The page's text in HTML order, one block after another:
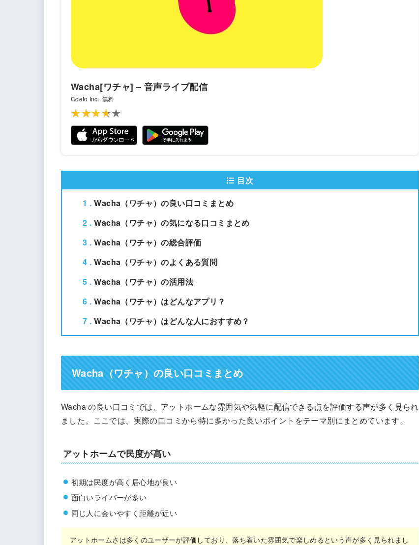
Wacha[ワチャ] – 音声ライブ配信
Coeto Inc. 無料
★★★★★
★★★★★
目次
1
Wacha（ワチャ）の良い口コミまとめ
2
Wacha（ワチャ）の気になる口コミまとめ
3
Wacha（ワチャ）の総合評価
4
Wacha（ワチャ）のよくある質問
5
Wacha（ワチャ）の活用法
6
Wacha（ワチャ）はどんなアプリ？
7
Wacha（ワチャ）はどんな人におすすめ？
Wacha（ワチャ）の良い口コミまとめ
Wacha の良い口コミでは、アットホームな雰囲気や気軽に配信できる点を評価する声が多く見られ
ました。ここでは、実際の口コミから特に多かった良いポイントをテーマ別にまとめています。
アットホームで民度が高い
初期は民度が高く居心地が良い
面白いライバーが多い
同じ人に会いやすく距離が近い
アットホームさは多くのユーザーが評価しており、落ち着いた雰囲気で楽しめるという声が多く見られまし